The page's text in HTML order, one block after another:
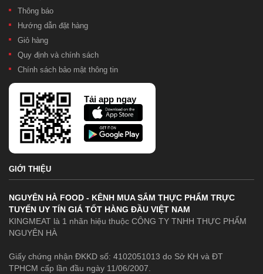
Thông báo
Hướng dẫn đặt hàng
Giỏ hàng
Quy định và chính sách
Chính sách bảo mật thông tin
Tải app ngay
GIỚI THIỆU
NGUYÊN HÀ FOOD - KÊNH MUA SẮM THỰC PHẨM TRỰC
TUYẾN UY TÍN GIÁ TỐT HÀNG ĐẦU VIỆT NAM
KINGMEAT là 1 nhãn hiệu thuộc CÔNG TY TNHH THỰC PHẨM
NGUYÊN HÀ
Giấy chứng nhận ĐKKD số: 4102051013 do Sở KH và ĐT
TPHCM cấp lần đầu ngày 11/06/2007.